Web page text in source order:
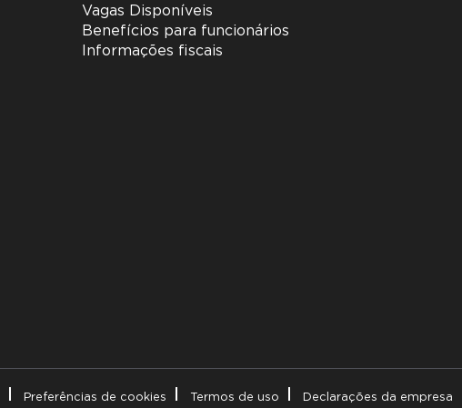
Vagas Disponíveis
Benefícios para funcionários
Informações fiscais
Preferências de cookies Termos de uso Declarações da empresa